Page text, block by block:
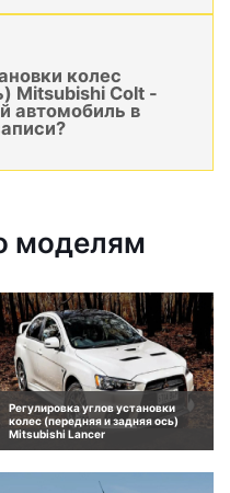
колес
Mitsubishi Colt -
автомобиль в
моделям
Регулировка углов установки
колес (передняя и задняя ось)
Mitsubishi Lancer